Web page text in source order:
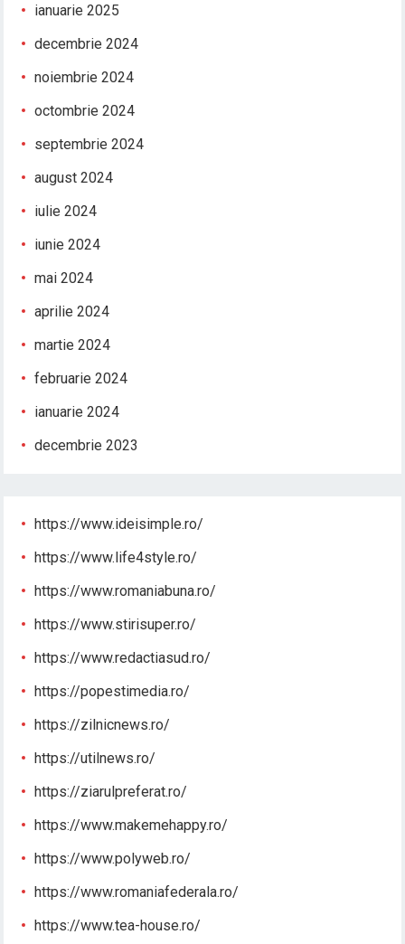
ianuarie 2025
decembrie 2024
noiembrie 2024
octombrie 2024
septembrie 2024
august 2024
iulie 2024
iunie 2024
mai 2024
aprilie 2024
martie 2024
februarie 2024
ianuarie 2024
decembrie 2023
https://www.ideisimple.ro/
https://www.life4style.ro/
https://www.romaniabuna.ro/
https://www.stirisuper.ro/
https://www.redactiasud.ro/
https://popestimedia.ro/
https://zilnicnews.ro/
https://utilnews.ro/
https://ziarulpreferat.ro/
https://www.makemehappy.ro/
https://www.polyweb.ro/
https://www.romaniafederala.ro/
https://www.tea-house.ro/